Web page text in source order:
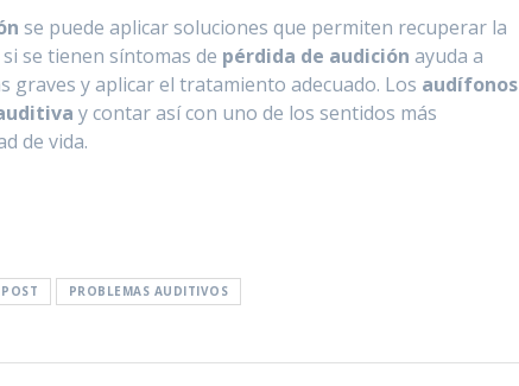
se puede aplicar soluciones que permiten recuperar la
se tienen síntomas de pérdida de audición ayuda a
y aplicar el tratamiento adecuado. Los audífonos
y contar así con uno de los sentidos más
de vida.
POST PROBLEMAS AUDITIVOS